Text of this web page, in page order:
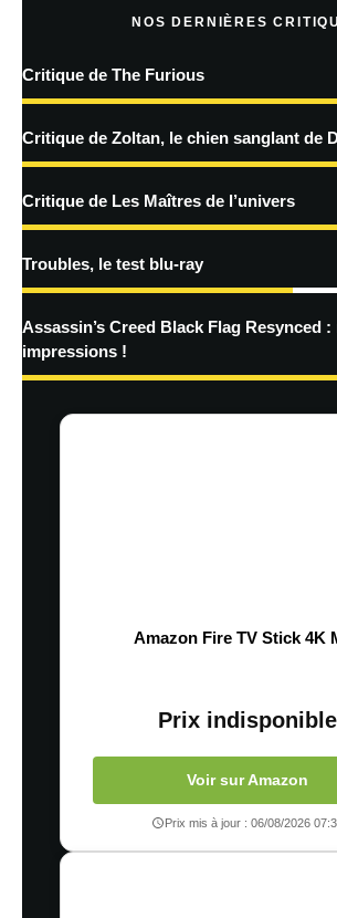
traitées
NOS DERNIÈRES
Critique de The Furious
Critique de Zoltan, le chien sanglant de
Critique de Les Maîtres de l’univers
Troubles, le test blu-ray
Assassin’s Creed Black Flag Resynced :
impressions !
Amazon Fire TV Stick 4K
Prix indisponible
Voir sur Amazon
Prix mis à jour : 06/08/2026